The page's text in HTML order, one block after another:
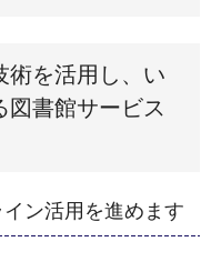
術を活用し、い
図書館サービス
ン活用を進めます